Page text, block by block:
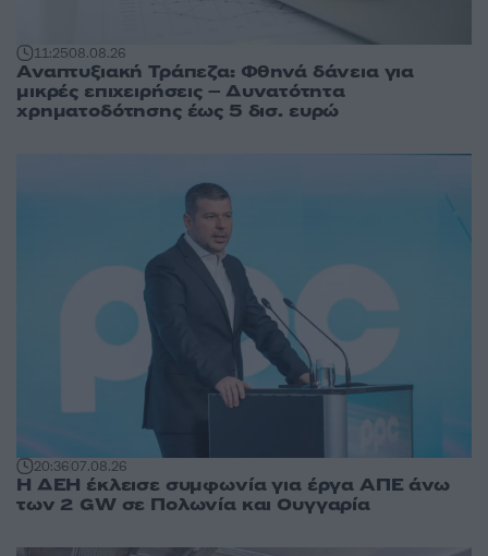
11:2508.08.26
Αναπτυξιακή Τράπεζα: Φθηνά δάνεια για
μικρές επιχειρήσεις – Δυνατότητα
χρηματοδότησης έως 5 δισ. ευρώ
20:3607.08.26
Η ΔΕΗ έκλεισε συμφωνία για έργα ΑΠΕ άνω
των 2 GW σε Πολωνία και Ουγγαρία